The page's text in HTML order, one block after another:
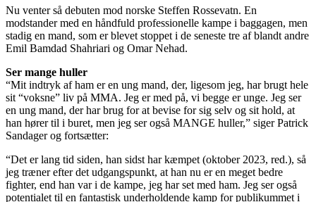
Nu venter så debuten mod norske Steffen Rossevatn. En
modstander med en håndfuld professionelle kampe i baggagen, men
stadig en mand, som er blevet stoppet i de seneste tre af blandt andre
Emil Bamdad Shahriari og Omar Nehad.
Ser mange huller
“Mit indtryk af ham er en ung mand, der, ligesom jeg, har brugt hele
sit “voksne” liv på MMA. Jeg er med på, vi begge er unge. Jeg ser
en ung mand, der har brug for at bevise for sig selv og sit hold, at
han hører til i buret, men jeg ser også MANGE huller,” siger Patrick
Sandager og fortsætter:
“Det er lang tid siden, han sidst har kæmpet (oktober 2023, red.), så
jeg træner efter det udgangspunkt, at han nu er en meget bedre
fighter, end han var i de kampe, jeg har set med ham. Jeg ser også
potentialet til en fantastisk underholdende kamp for publikummet i